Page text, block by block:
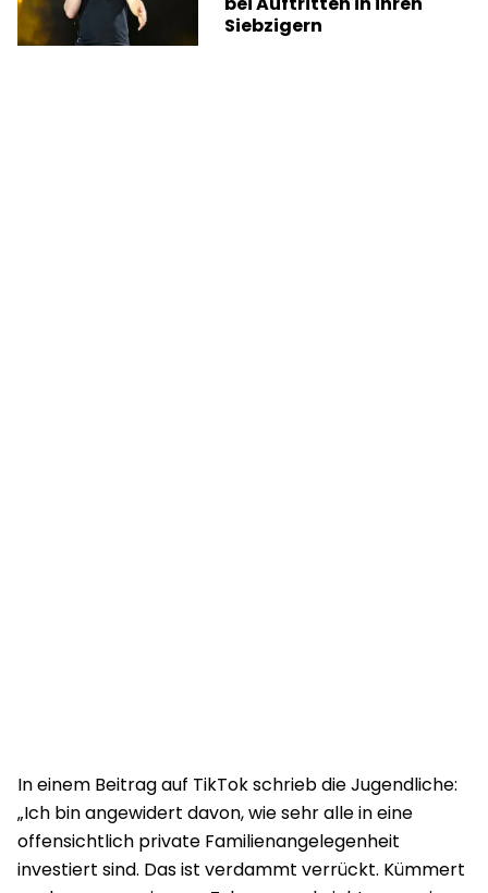
Siebzigern
In einem Beitrag auf TikTok schrieb die Jugendliche:
„Ich bin angewidert davon, wie sehr alle in eine
offensichtlich private Familienangelegenheit
investiert sind. Das ist verdammt verrückt. Kümmert